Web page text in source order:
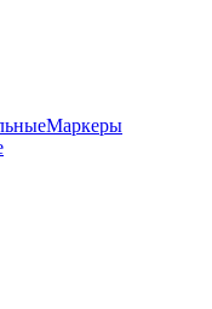
Маркеры